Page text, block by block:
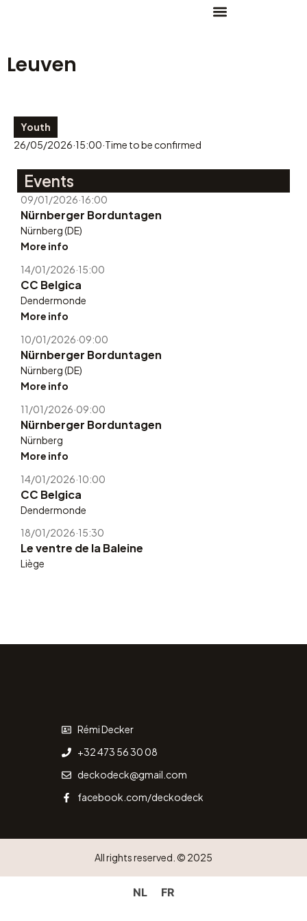
Leuven
Youth
26/05/2026·15:00·Time to be confirmed
Events
09/01/2026·16:00
Nürnberger Borduntagen
Nürnberg (DE)
More info
14/01/2026·15:00
CC Belgica
Dendermonde
More info
10/01/2026·09:00
Nürnberger Borduntagen
Nürnberg (DE)
More info
11/01/2026·09:00
Nürnberger Borduntagen
Nürnberg
More info
14/01/2026·10:00
CC Belgica
Dendermonde
18/01/2026·15:30
Le ventre de la Baleine
Liège
Rémi Decker
+32 473 56 30 08
deckodeck@gmail.com
facebook.com/deckodeck
All rights reserved. © 2025
NL FR